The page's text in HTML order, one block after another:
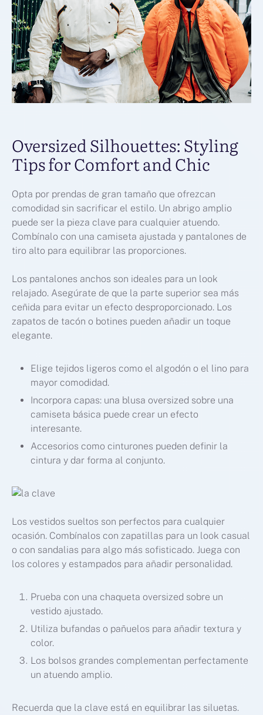
Oversized Silhouettes: Styling
Tips for Comfort and Chic
Opta por prendas de gran tamaño que ofrezcan
comodidad sin sacrificar el estilo. Un abrigo amplio
puede ser la pieza clave para cualquier atuendo.
Combínalo con una camiseta ajustada y pantalones de
tiro alto para equilibrar las proporciones.
Los pantalones anchos son ideales para un look
relajado. Asegúrate de que la parte superior sea más
ceñida para evitar un efecto desproporcionado. Los
zapatos de tacón o botines pueden añadir un toque
elegante.
Elige tejidos ligeros como el algodón o el lino para
mayor comodidad.
Incorpora capas: una blusa oversized sobre una
camiseta básica puede crear un efecto
interesante.
Accesorios como cinturones pueden definir la
cintura y dar forma al conjunto.
Los vestidos sueltos son perfectos para cualquier
ocasión. Combínalos con zapatillas para un look casual
o con sandalias para algo más sofisticado. Juega con
los colores y estampados para añadir personalidad.
Prueba con una chaqueta oversized sobre un
vestido ajustado.
Utiliza bufandas o pañuelos para añadir textura y
color.
Los bolsos grandes complementan perfectamente
un atuendo amplio.
Recuerda que la clave está en equilibrar las siluetas.